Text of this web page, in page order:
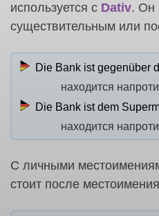
используется с Dativ. Он
существительным или
Die Bank ist gegenüber
находится
Die Bank ist dem
находится
С личными
стоит после